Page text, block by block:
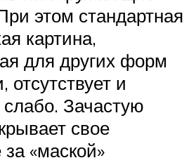
этом стандартная
картина,
для других форм
отсутствует и
Зачастую
свое
«маской»